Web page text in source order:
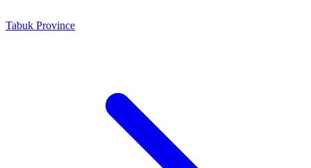
Tabuk Province